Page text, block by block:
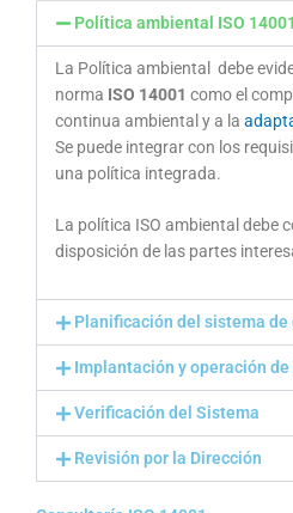
Política ambiental ISO 14001
La Política ambiental debe
norma ISO 14001 como el
continua ambiental y a la
Se puede integrar con los
una política integrada.
La política ISO ambiental debe
disposición de las partes
Planificación del sistema de
Implantación y operación
Verificación del Sistema
Revisión por la Dirección